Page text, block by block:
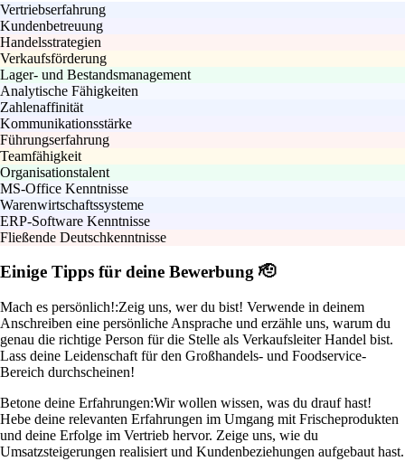
Vertriebserfahrung
Kundenbetreuung
Handelsstrategien
Verkaufsförderung
Lager- und Bestandsmanagement
Analytische Fähigkeiten
Zahlenaffinität
Kommunikationsstärke
Führungserfahrung
Teamfähigkeit
Organisationstalent
MS-Office Kenntnisse
Warenwirtschaftssysteme
ERP-Software Kenntnisse
Fließende Deutschkenntnisse
Einige Tipps für deine Bewerbung 🫡
Mach es persönlich!:Zeig uns, wer du bist! Verwende in deinem
Anschreiben eine persönliche Ansprache und erzähle uns, warum du
genau die richtige Person für die Stelle als Verkaufsleiter Handel bist.
Lass deine Leidenschaft für den Großhandels- und Foodservice-
Bereich durchscheinen!
Betone deine Erfahrungen:Wir wollen wissen, was du drauf hast!
Hebe deine relevanten Erfahrungen im Umgang mit Frischeprodukten
und deine Erfolge im Vertrieb hervor. Zeige uns, wie du
Umsatzsteigerungen realisiert und Kundenbeziehungen aufgebaut hast.